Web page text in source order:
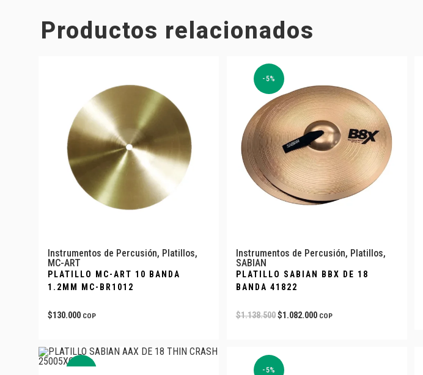
Productos relacionados
Instrumentos de Percusión, Platillos,
MC-ART
PLATILLO MC-ART 10 BANDA
1.2MM MC-BR1012
$130.000 COP
-5%
Instrumentos de Percusión, Platillos,
SABIAN
PLATILLO SABIAN BBX DE 18
BANDA 41822
$1.138.500$1.082.000 COP
-5%